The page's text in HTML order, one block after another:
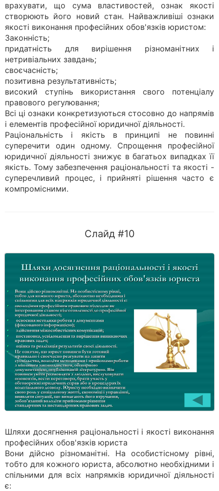
врахувати, що сума властивостей, ознак якості
створюють його новий стан. Найважливіші ознаки
якості виконання професійних обов'язків юристом:
Законність;
придатність для вирішення різноманітних і
нетривіальних завдань;
своєчасність;
позитивна результативність;
високий ступінь використання свого потенціалу
правового регулювання;
Всі ці ознаки конкретизуються стосовно до напрямів
і елементів професійної юридичної діяльності.
Раціональність і якість в принципі не повинні
суперечити один одному. Спрощення професійної
юридичної діяльності знижує в багатьох випадках її
якість. Тому забезпечення раціональності та якості -
суперечливий процес, і прийняті рішення часто є
компромісними.
Слайд #10
Шляхи досягнення раціональності і якості виконання
професійних обов'язків юриста
Вони дійсно різноманітні. На особистісному рівні,
тобто для кожного юриста, абсолютно необхідними і
спільними для всіх напрямків юридичної діяльності
є: